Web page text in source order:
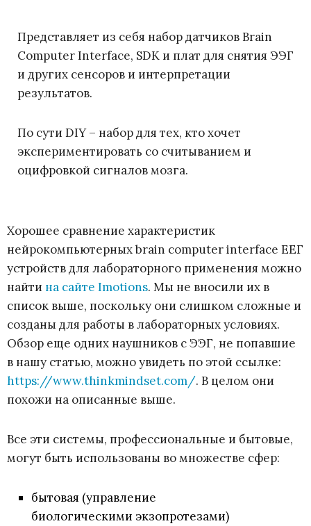
Представляет из себя набор датчиков Brain
Computer Interface, SDK и плат для снятия ЭЭГ
и других сенсоров и интерпретации
результатов.
По сути DIY – набор для тех, кто хочет
экспериментировать со считыванием и
оцифровкой сигналов мозга.
Хорошее сравнение характеристик
нейрокомпьютерных brain computer interface ЕЕГ
устройств для лабораторного применения можно
найти на сайте Imotions. Мы не вносили их в
список выше, поскольку они слишком сложные и
созданы для работы в лабораторных условиях.
Обзор еще одних наушников с ЭЭГ, не попавшие
в нашу статью, можно увидеть по этой ссылке:
https://www.thinkmindset.com/. В целом они
похожи на описанные выше.
Все эти системы, профессиональные и бытовые,
могут быть использованы во множестве сфер:
бытовая (управление
биологическими экзопротезами)